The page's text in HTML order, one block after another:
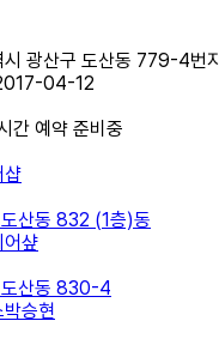
시 광산구 도산동 779-4번지
04-12
간 예약 준비중
샵
산동 832 (1층)동
어샾
도산동 830-4
승현